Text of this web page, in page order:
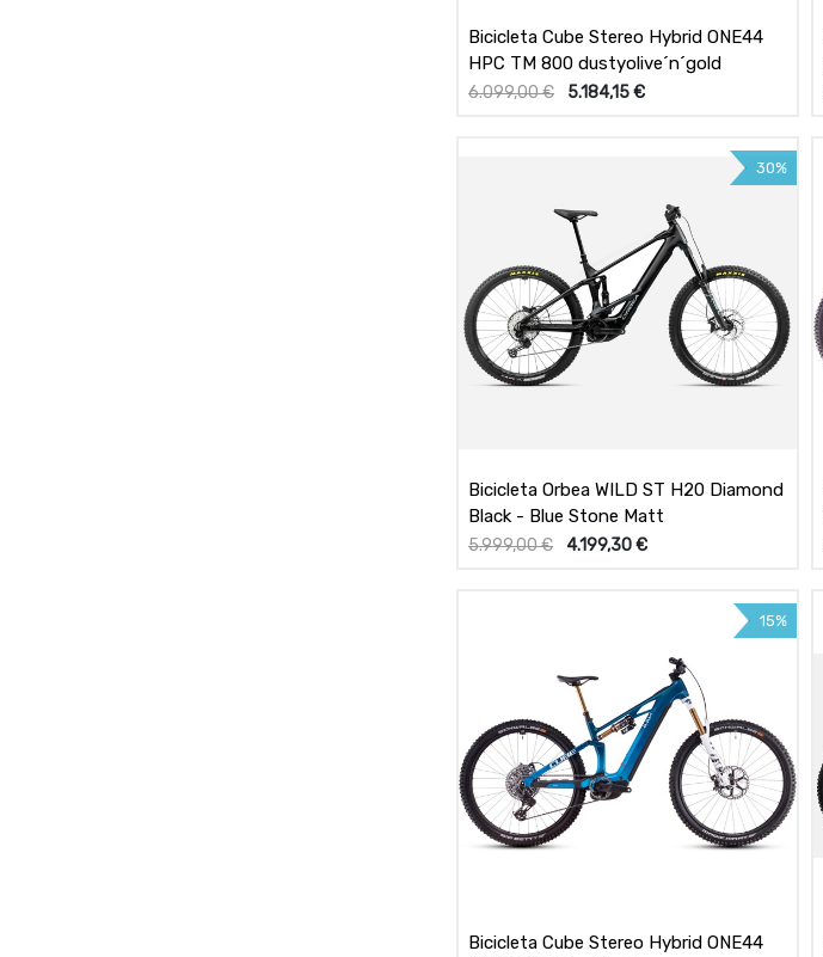
Bicicleta Cube Stereo Hybrid ONE44
HPC TM 800 dustyolive´n´gold
6.099,00€ 5.184,15€
30%
Bicicleta Orbea WILD ST H20 Diamond
Black - Blue Stone Matt
5.999,00€ 4.199,30€
15%
Bicicleta Cube Stereo Hybrid ONE44